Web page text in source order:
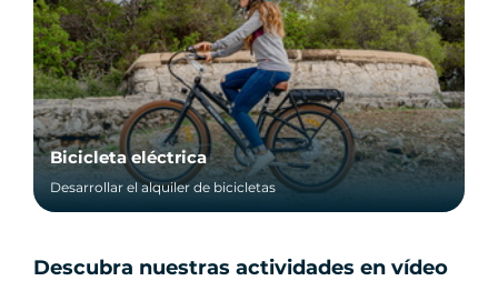
Bicicleta eléctrica
Desarrollar el alquiler de bicicletas
Descubra nuestras actividades en vídeo